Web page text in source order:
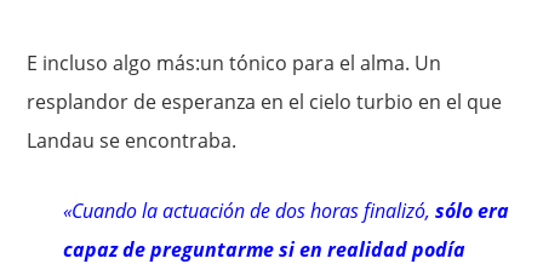
E incluso algo más:un tónico para el alma. Un
resplandor de esperanza en el cielo turbio en el que
Landau se encontraba.
«Cuando la actuación de dos horas finalizó,sólo era
capaz de preguntarme si en realidad podía